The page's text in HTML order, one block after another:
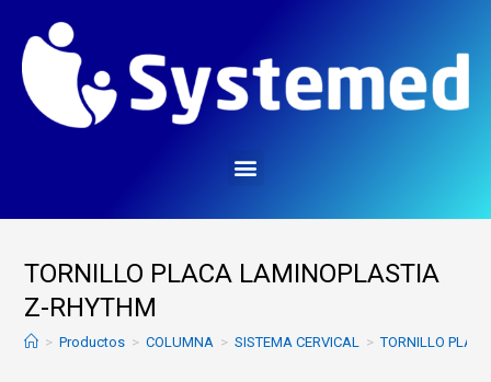
TORNILLO PLACA LAMINOPLASTIA
Z-RHYTHM
> Productos > COLUMNA > SISTEMA CERVICAL > TORNILLO